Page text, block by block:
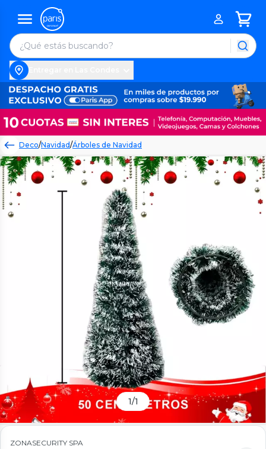
Deco/Navidad/Árboles de Navidad
1/1
ZONASECURITY SPA